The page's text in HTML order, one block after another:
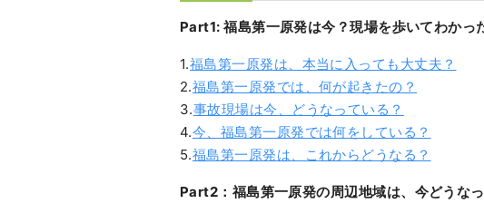
Part1: 福島第一原発は今？現場を歩いてわかっ
1.福島第一原発は、本当に入っても大丈夫？
2.福島第一原発では、何が起きたの？
3.事故現場は今、どうなっている？
4.今、福島第一原発では何をしている？
5.福島第一原発は、これからどうなる？
Part2：福島第一原発の周辺地域は、今どうな